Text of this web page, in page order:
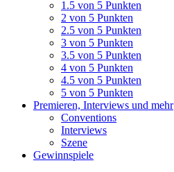
1.5 von 5 Punkten
2 von 5 Punkten
2.5 von 5 Punkten
3 von 5 Punkten
3.5 von 5 Punkten
4 von 5 Punkten
4.5 von 5 Punkten
5 von 5 Punkten
Premieren, Interviews und mehr
Conventions
Interviews
Szene
Gewinnspiele